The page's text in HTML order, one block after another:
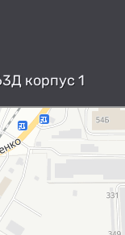
корпус 1